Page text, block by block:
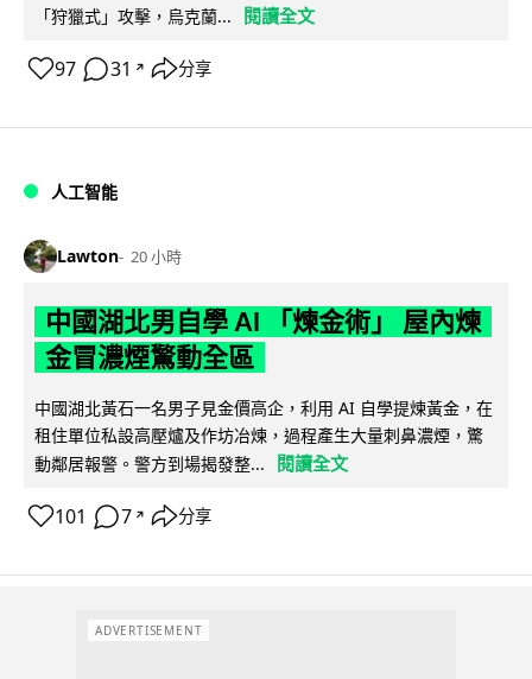
「狩獵式」攻擊，烏克蘭...
閱讀全文
97 31 ↗ 分享
人工智能
Lawton 20 小時
中國湖北男自學 AI 「煉金術」 屋內煉
金冒濃煙驚動全區
中國湖北黃石一名男子見金價高企，利用 AI 自學提煉黃金，在
租住單位私設高壓爐及作坊冶煉，過程產生大量刺鼻濃煙，驚
動鄰居報警。警方到場揭發整...
閱讀全文
101 7 ↗ 分享
ADVERTISEMENT